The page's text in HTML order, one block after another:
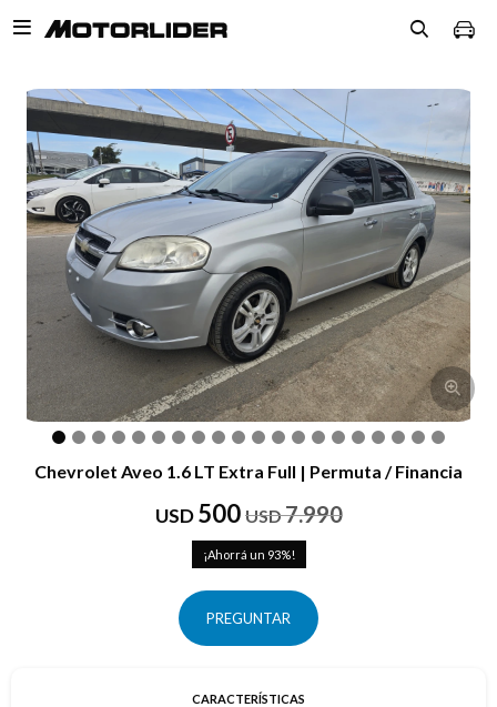

Chevrolet Aveo 1.6 LT Extra Full | Permuta / Financia
USD 500 USD7.990
93
PREGUNTAR
CARACTERÍSTICAS